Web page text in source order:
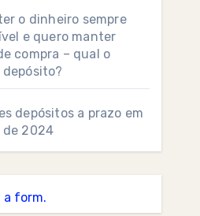
o dinheiro sempre
e quero manter
compra – qual o
depósito?
depósitos a prazo em
de 2024
a form.